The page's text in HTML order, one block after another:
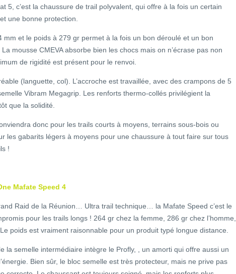
5, c’est la chaussure de trail polyvalent, qui offre à la fois un certain
une bonne protection.
mm et le poids à 279 gr permet à la fois un bon déroulé et un bon
mousse CMEVA absorbe bien les chocs mais on n’écrase pas non
de rigidité est présent pour le renvoi.
(languette, col). L’accroche est travaillée, avec des crampons de 5
Vibram Megagrip. Les renforts thermo-collés privilégient la
que la solidité.
donc pour les trails courts à moyens, terrains sous-bois ou
les gabarits légers à moyens pour une chaussure à tout faire sur tous
!
Mafate Speed 4
Raid de la Réunion… Ultra trail technique… la Mafate Speed c’est le
pour les trails longs ! 264 gr chez la femme, 286 gr chez l’homme,
poids est vraiment raisonnable pour un produit typé longue distance.
la semelle intermédiaire intègre le Profly, , un amorti qui offre aussi un
Bien sûr, le bloc semelle est très protecteur, mais ne prive pas